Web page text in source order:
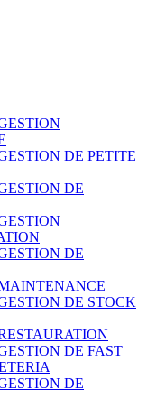
DE PETITE
DE
DE
DE STOCK
DE FAST
DE